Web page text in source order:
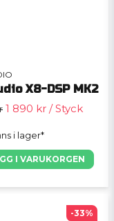
X8-DSP MK2
1 890 kr / Styck
i lager*
I VARUKORGEN
-33%